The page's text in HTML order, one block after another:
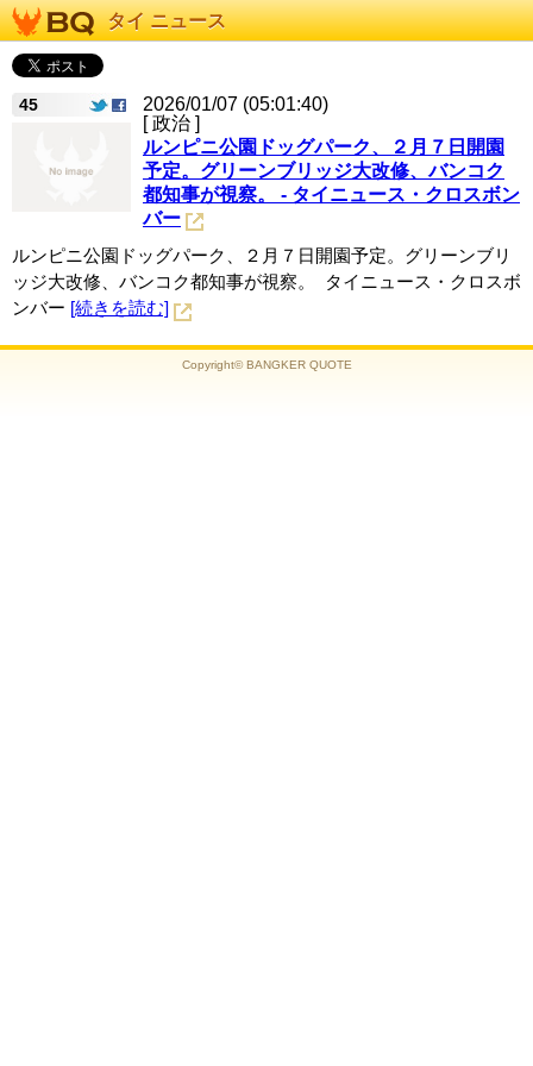
タイ ニュース
45
2026/01/07 (05:01:40)
[ 政治 ]
ルンピニ公園ドッグパーク、２月７日開園
予定。グリーンブリッジ大改修、バンコク
都知事が視察。 - タイニュース・クロスボン
バー
ルンピニ公園ドッグパーク、２月７日開園予定。グリーンブリ
ッジ大改修、バンコク都知事が視察。 タイニュース・クロスボ
ンバー [続きを読む]
Copyright© BANGKER QUOTE